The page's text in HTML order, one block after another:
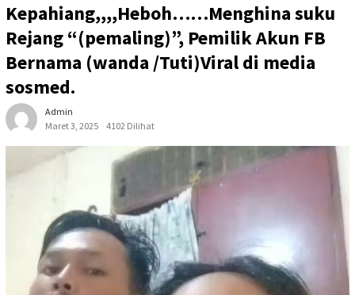
Kepahiang,,,,Heboh……Menghina suku
Rejang “(pemaling)”, Pemilik Akun FB
Bernama (wanda /Tuti)Viral di media
sosmed.
Admin
Maret 3, 2025
4102 Dilihat